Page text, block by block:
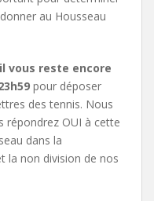
au Housseau
il vous reste encore
pour déposer
des tennis. Nous
répondrez OUI à cette
dans la
la non division de nos